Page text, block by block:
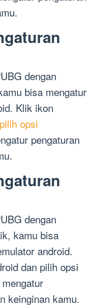
dengan
bisa mengatur
Klik ikon
opsi
pengaturan
dengan
kamu bisa
android.
dan pilih opsi
keinginan kamu.